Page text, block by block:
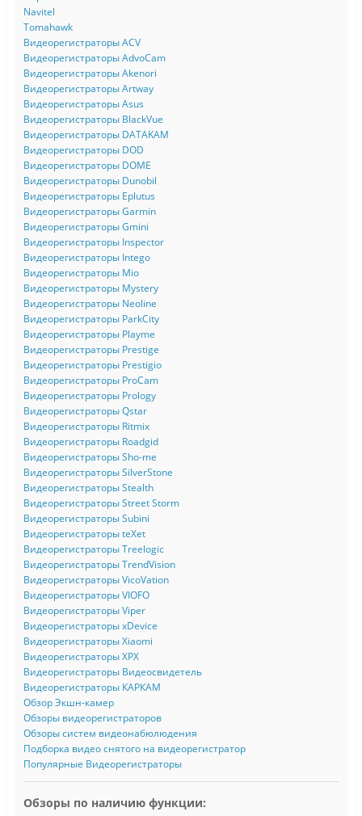
Navitel
Tomahawk
Видеорегистраторы ACV
Видеорегистраторы AdvoCam
Видеорегистраторы Akenori
Видеорегистраторы Artway
Видеорегистраторы Asus
Видеорегистраторы BlackVue
Видеорегистраторы DATAKAM
Видеорегистраторы DOD
Видеорегистраторы DOME
Видеорегистраторы Dunobil
Видеорегистраторы Eplutus
Видеорегистраторы Garmin
Видеорегистраторы Gmini
Видеорегистраторы Inspector
Видеорегистраторы Intego
Видеорегистраторы Mio
Видеорегистраторы Mystery
Видеорегистраторы Neoline
Видеорегистраторы ParkCity
Видеорегистраторы Playme
Видеорегистраторы Prestige
Видеорегистраторы Prestigio
Видеорегистраторы ProCam
Видеорегистраторы Prology
Видеорегистраторы Qstar
Видеорегистраторы Ritmix
Видеорегистраторы Roadgid
Видеорегистраторы Sho-me
Видеорегистраторы SilverStone
Видеорегистраторы Stealth
Видеорегистраторы Street Storm
Видеорегистраторы Subini
Видеорегистраторы teXet
Видеорегистраторы Treelogic
Видеорегистраторы TrendVision
Видеорегистраторы VicoVation
Видеорегистраторы VIOFO
Видеорегистраторы Viper
Видеорегистраторы xDevice
Видеорегистраторы Xiaomi
Видеорегистраторы XPX
Видеорегистраторы Видеосвидетель
Видеорегистраторы КАРКАМ
Обзор Экшн-камер
Обзоры видеорегистраторов
Обзоры систем видеонабюлюдения
Подборка видео снятого на видеорегистратор
Популярные Видеорегистраторы
Обзоры по наличию функции: